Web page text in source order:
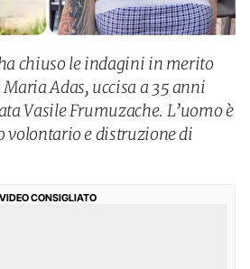
chiuso le indagini in merito
Adas, uccisa a 35 anni
Vasile Frumuzache. L’uomo è
volontario e distruzione di
VIDEO CONSIGLIATO